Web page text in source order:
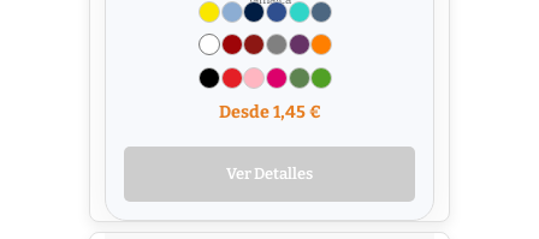
Desde 1,45 €
Ver Detalles